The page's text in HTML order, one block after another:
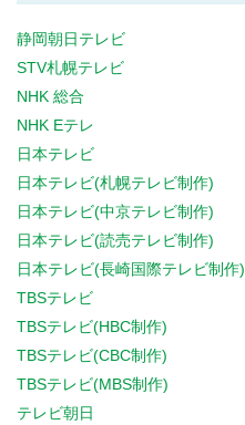
静岡朝日テレビ
STV札幌テレビ
NHK 総合
NHK Eテレ
日本テレビ
日本テレビ(札幌テレビ制作)
日本テレビ(中京テレビ制作)
日本テレビ(読売テレビ制作)
日本テレビ(長崎国際テレビ制作)
TBSテレビ
TBSテレビ(HBC制作)
TBSテレビ(CBC制作)
TBSテレビ(MBS制作)
テレビ朝日